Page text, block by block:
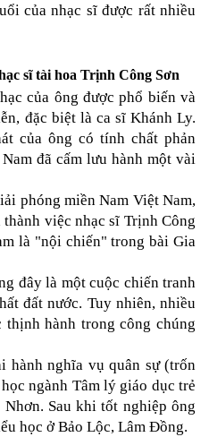
của nhạc sĩ được rất nhiều
sĩ tài hoa Trịnh Công Sơn
của ông được phổ biến và
đặc biệt là ca sĩ Khánh Ly.
của ông có tính chất phản
đã cấm lưu hành một vài
phóng miền Nam Việt Nam,
việc nhạc sĩ Trịnh Công
là "nội chiến" trong bài Gia
đây là một cuộc chiến tranh
đất nước. Tuy nhiên, nhiều
hành trong công chúng
hành nghĩa vụ quân sự (trốn
ngành Tâm lý giáo dục trẻ
Sau khi tốt nghiệp ông
học ở Bảo Lộc, Lâm Đồng.